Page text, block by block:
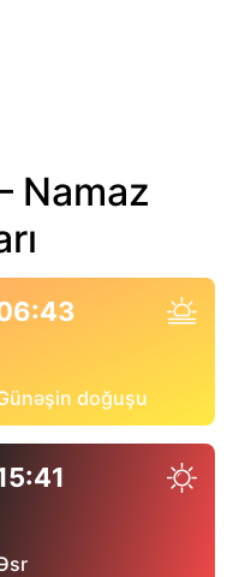
Namaz
doğuşu